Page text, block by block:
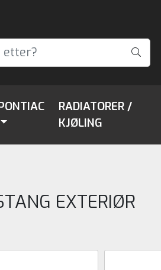
RADIATORER /
KJØLING
EXTERIØR